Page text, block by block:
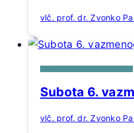
vlč. prof. dr. Zvonko
Subota 6.
vlč. prof. dr. Zvonko